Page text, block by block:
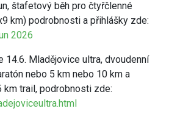
štafetový běh pro čtyřčlenné
km) podrobnosti a přihlášky zde:
2026
14.6. Mladějovice ultra, dvoudenní
nebo 5 km nebo 10 km a
km trail, podrobnosti zde: